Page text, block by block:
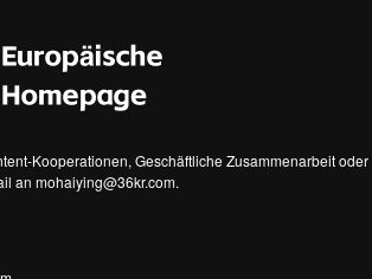
Kooperationen, Geschäftliche Zusammenarbeit
an mohaiying@36kr.com.